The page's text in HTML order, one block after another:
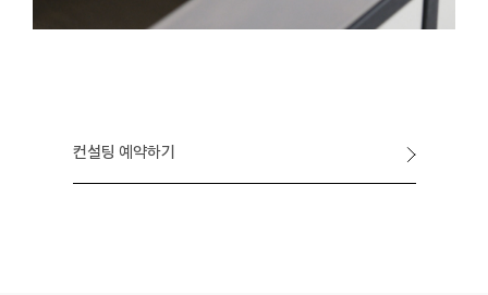
컨설팅 예약하기